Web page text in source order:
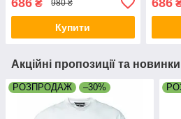
₴ 980 ₴
Купити
Акційні пропозиції та новинки
РОЗПРОДАЖ –30%